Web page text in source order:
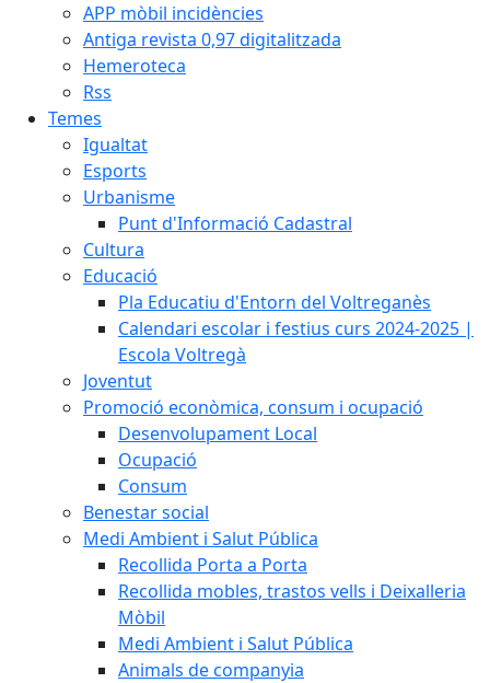
APP mòbil incidències
Antiga revista 0,97 digitalitzada
Hemeroteca
Rss
Temes
Igualtat
Esports
Urbanisme
Punt d'Informació Cadastral
Cultura
Educació
Pla Educatiu d'Entorn del Voltreganès
Calendari escolar i festius curs 2024-2025 |
Escola Voltregà
Joventut
Promoció econòmica, consum i ocupació
Desenvolupament Local
Ocupació
Consum
Benestar social
Medi Ambient i Salut Pública
Recollida Porta a Porta
Recollida mobles, trastos vells i Deixalleria
Mòbil
Medi Ambient i Salut Pública
Animals de companyia